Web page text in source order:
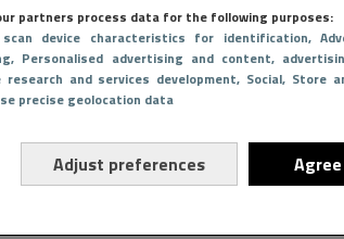
partners process data for the following purposes:
device characteristics for identification,
, Personalised advertising and content,
research and services development, Social, Store
precise geolocation data
Adjust preferences
I put that on my momma